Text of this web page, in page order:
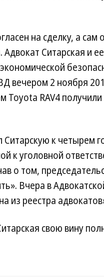
на сделку, а сам
Адвокат Ситарская и
вечером 2 ноября
Toyota RAV4
Ситарскую к четырем
к уголовной
о том,
Вчера в
из реестра
свою вину